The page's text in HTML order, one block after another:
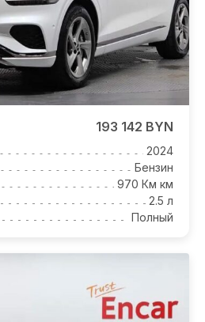
193 142 BYN
2024
Бензин
970 Км км
2.5 л
Полный